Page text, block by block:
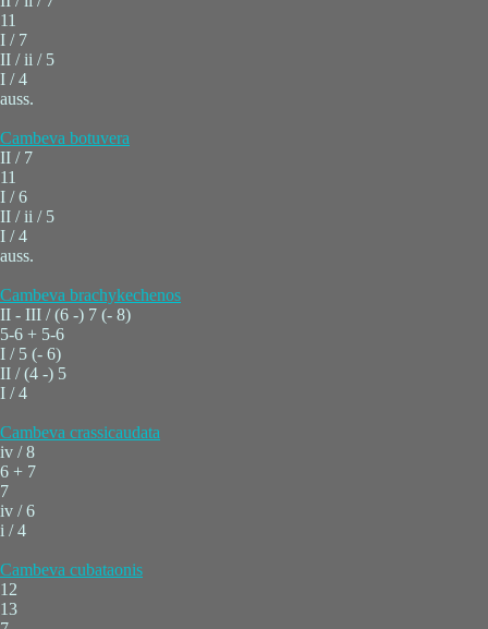
11
I / 7
II / ii / 5
I / 4
auss.
Cambeva botuvera
II / 7
11
I / 6
II / ii / 5
I / 4
auss.
Cambeva brachykechenos
II - III / (6 -) 7 (- 8)
5-6 + 5-6
I / 5 (- 6)
II / (4 -) 5
I / 4
Cambeva crassicaudata
iv / 8
6 + 7
7
iv / 6
i / 4
Cambeva cubataonis
12
13